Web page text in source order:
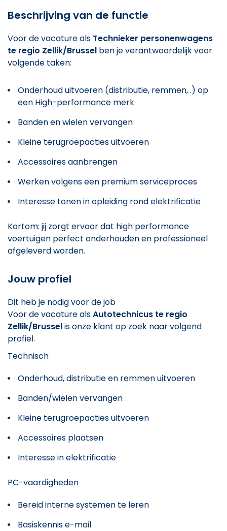
Beschrijving van de functie
Voor de vacature als Technieker personenwagens
te regio Zellik/Brussel ben je verantwoordelijk voor
volgende taken:
Onderhoud uitvoeren (distributie, remmen, .) op
een High-performance merk
Banden en wielen vervangen
Kleine terugroepacties uitvoeren
Accessoires aanbrengen
Werken volgens een premium serviceproces
Interesse tonen in opleiding rond elektrificatie
Kortom: jij zorgt ervoor dat high performance
voertuigen perfect onderhouden en professioneel
afgeleverd worden.
Jouw profiel
Dit heb je nodig voor de job
Voor de vacature alsAutotechnicus te regio
Zellik/Brusselis onze klant op zoek naar volgend
profiel.
Technisch
Onderhoud, distributie en remmen uitvoeren
Banden/wielen vervangen
Kleine terugroepacties uitvoeren
Accessoires plaatsen
Interesse in elektrificatie
PC-vaardigheden
Bereid interne systemen te leren
Basiskennis e-mail